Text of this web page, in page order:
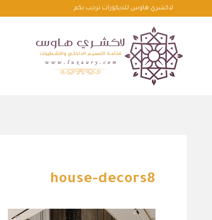
لاكشري هاوس للديكورات ترحب بكم
house-decors8